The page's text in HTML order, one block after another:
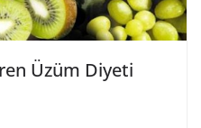
Üzüm Diyeti